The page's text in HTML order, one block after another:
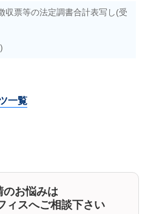
収票等の法定調書合計表写し(受
一覧
のお悩みは
ィスへご相談下さい